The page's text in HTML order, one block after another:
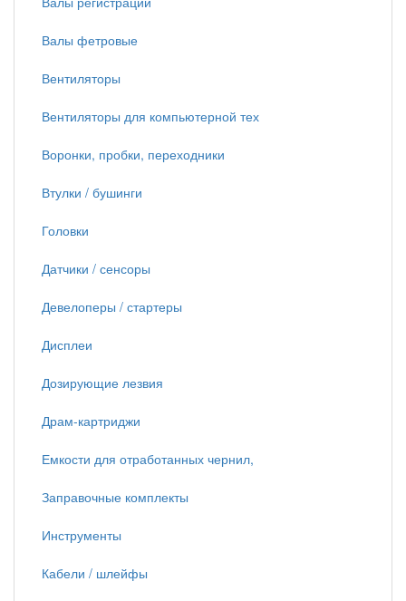
Валы фетровые
Вентиляторы
Вентиляторы для компьютерной тех
Воронки, пробки, переходники
Втулки / бушинги
Головки
Датчики / сенсоры
Девелоперы / стартеры
Дисплеи
Дозирующие лезвия
Драм-картриджи
Емкости для отработанных чернил,
Заправочные комплекты
Инструменты
Кабели / шлейфы